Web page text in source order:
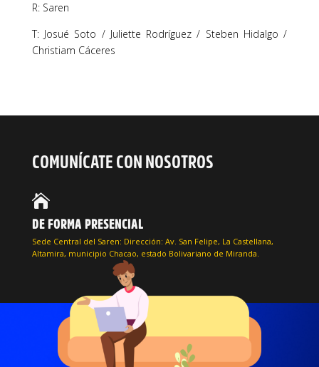
R: Saren
T: Josué Soto / Juliette Rodríguez / Steben Hidalgo /
Christiam Cáceres
COMUNÍCATE CON NOSOTROS

DE FORMA PRESENCIAL
Sede Central del Saren: Dirección: Av. San Felipe, La Castellana,
Altamira, municipio Chacao, estado Bolivariano de Miranda.